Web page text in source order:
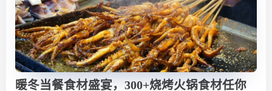
暖冬当餐食材盛宴，300+烧烤火锅食材任你